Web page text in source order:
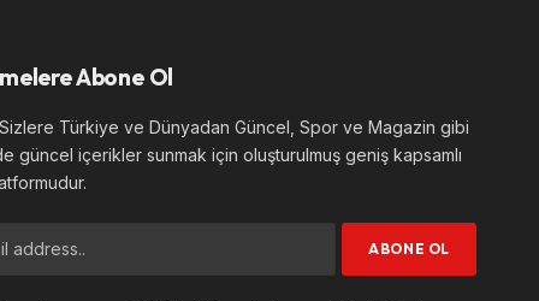
Abone Ol
Türkiye ve Dünyadan Güncel, Spor ve Magazin gibi
güncel içerikler sunmak için oluşturulmuş geniş kapsamlı